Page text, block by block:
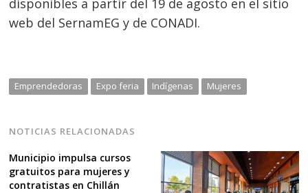
disponibles a partir del 19 de agosto en el sitio
web del SernamEG y de CONADI.
Emprendedoras Expo feria Indígenas Mujeres
NOTICIAS RELACIONADAS
Municipio impulsa cursos
gratuitos para mujeres y
contratistas en Chillán